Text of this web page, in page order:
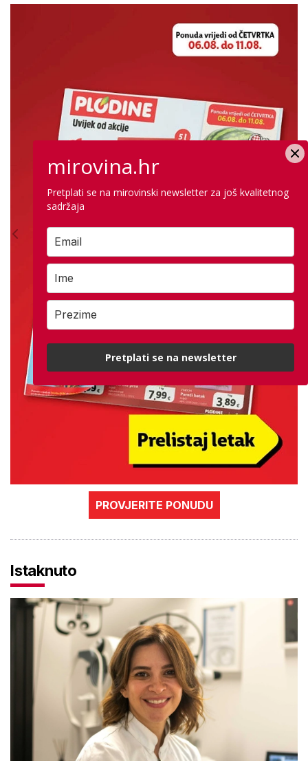
PROVJERITE PONUDU
Istaknuto
mirovina.hr
Pretplati se na mirovinski newsletter za još kvalitetnog
sadržaja
Pretplati se na newsletter